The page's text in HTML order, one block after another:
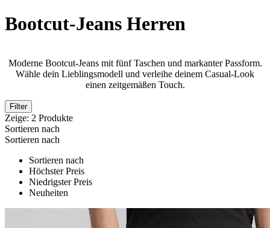
Bootcut-Jeans Herren
Moderne Bootcut-Jeans mit fünf Taschen und markanter Passform.
Wähle dein Lieblingsmodell und verleihe deinem Casual-Look
einen zeitgemäßen Touch.
Filter
Zeige: 2 Produkte
Sortieren nach
Sortieren nach
Sortieren nach
Höchster Preis
Niedrigster Preis
Neuheiten